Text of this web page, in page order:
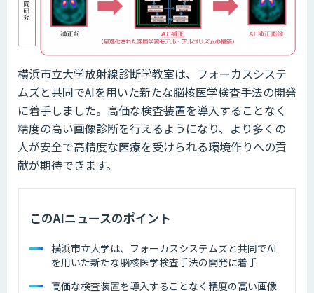
横浜市立大学放射線診断学教室は、フォーカスシステ
ムズと共同でAIを用いた新たな脳核医学検査手法の開発
に着手しました。高価な検査装置を導入することなく
精度の高い画像診断を行えるようになり、より多くの
人が安全で高精度な医療を受けられる環境作りへの貢
献が期待できます。
このAIニュースのポイント
横浜市立大学は、フォーカスシステムズと共同でAI
を用いた新たな脳核医学検査手法の開発に着手
高価な検査装置を導入することなく精度の高い画像